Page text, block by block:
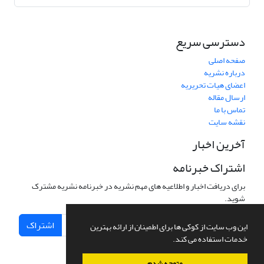
این وب سایت از کوکی ها برای اطمینان از ارائه بهترین
خدمات استفاده می کند.
دسترسی سریع
صفحه اصلی
درباره نشریه
اعضای هیات تحریریه
ارسال مقاله
تماس با ما
نقشه سایت
آخرین اخبار
اشتراک خبرنامه
برای دریافت اخبار و اطلاعیه های مهم نشریه در خبرنامه نشریه مشترک
شوید.
اشتراک